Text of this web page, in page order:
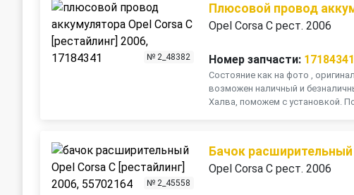
№ 2_48382
Плюсовой провод
Opel Corsa C рест. 2006
Номер запчасти: 17184341
Состояние как на фото ,
возможен наличный и
Халва, поможем с установкой.
№ 2_45558
Бачок расширительный
Opel Corsa C рест. 2006